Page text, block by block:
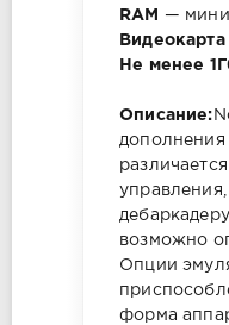
RAM
—
Видеокарта
Не менее
Описание:
возможно
Опции
форма